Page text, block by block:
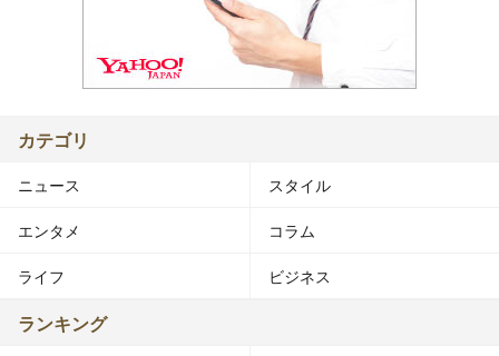
カテゴリ
ニュース スタイル
エンタメ コラム
ライフ ビジネス
ランキング